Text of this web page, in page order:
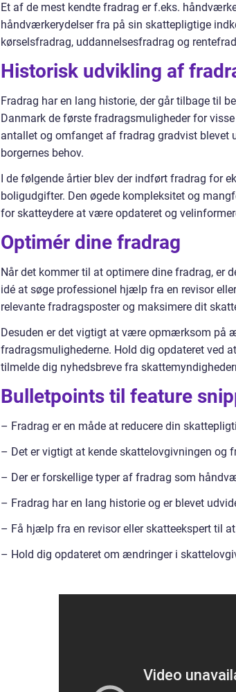
Et af de mest kendte fradrag er f.eks.
håndværkerydelser fra på sin skattepligtige
kørselsfradrag, uddannelsesfradrag og
Historisk udvikling af
Fradrag har en lang historie, der går tilbage til
Danmark de første fradragsmuligheder for
antallet og omfanget af fradrag gradvist
borgernes behov.
I de følgende årtier blev der indført fradrag for
boligudgifter. Den øgede kompleksitet og
for skatteydere at være opdateret og
Optimér dine fradrag
Når det kommer til at optimere dine fradrag, er
idé at søge professionel hjælp fra en revisor
relevante fradragsposter og maksimere dit
Desuden er det vigtigt at være opmærksom på
fradragsmulighederne. Hold dig opdateret ved
tilmelde dig nyhedsbreve fra
Bulletpoints til feature
– Fradrag er en måde at reducere din
– Det er vigtigt at kende skattelovgivningen og
– Der er forskellige typer af fradrag som
– Fradrag har en lang historie og er blevet
– Få hjælp fra en revisor eller skatteekspert til
– Hold dig opdateret om ændringer i